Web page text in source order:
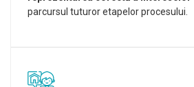
parcursul tuturor etapelor procesului.